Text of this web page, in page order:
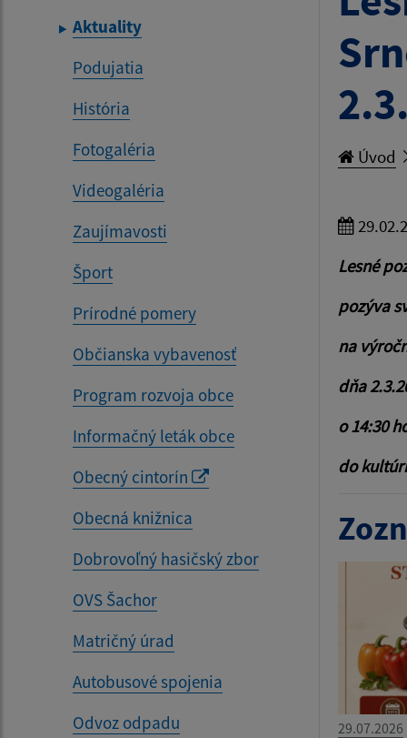
Aktuality
Podujatia
História
Fotogaléria
Videogaléria
Zaujímavosti
Šport
Prírodné pomery
Občianska vybavenosť
Program rozvoja obce
Informačný leták obce
Obecný cintorín
Obecná knižnica
Dobrovoľný hasičský zbor
OVS Šachor
Matričný úrad
Autobusové spojenia
Odvoz odpadu
Úvod
Lesné
pozýva
na
dňa
o 14:30
do
29.07.2026